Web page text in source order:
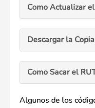
Como Actualizar
Descargar la
Como Sacar el
Algunos de los